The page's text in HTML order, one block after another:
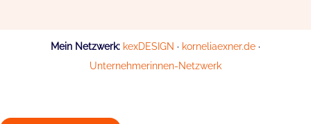
Mein Netzwerk: kexDESIGN · korneliaexner.de ·
Unternehmerinnen-Netzwerk